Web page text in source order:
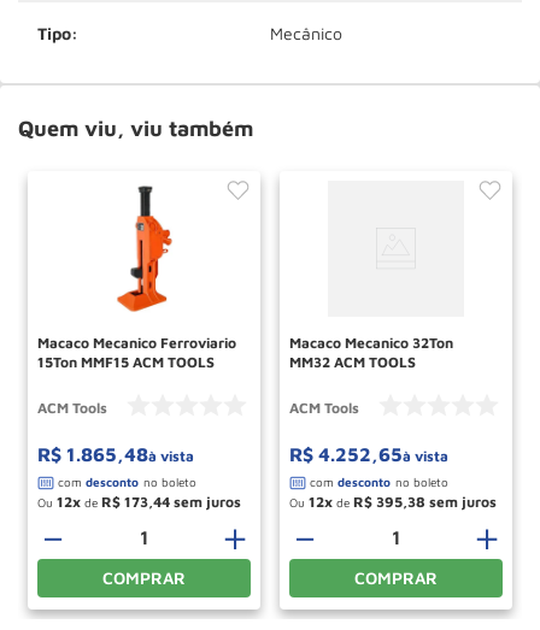
Tipo: Mecânico
Quem viu, viu também
Macaco Mecanico Ferroviario
15Ton MMF15 ACM TOOLS
ACM Tools
R$ 1.865 48à vista
Ou 12 de R$ 173 44
＋
－
COMPRAR
Macaco Mecanico 32Ton
MM32 ACM TOOLS
ACM Tools
R$ 4.252 65à vista
Ou 12 de R$ 395 38
＋
－
COMPRAR